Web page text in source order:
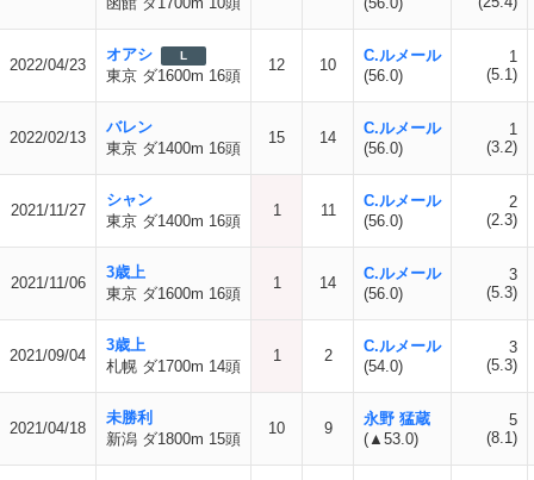
2022/04/23
オアシ L
東京 ダ1600m 16頭
12 10
C.ルメール
(56.0)
1
(5.1)
2022/02/13
バレン
東京 ダ1400m 16頭
15 14
C.ルメール
(56.0)
1
(3.2)
2021/11/27
シャン
東京 ダ1400m 16頭
1 11
C.ルメール
(56.0)
2
(2.3)
2021/11/06
3歳上
東京 ダ1600m 16頭
1 14
C.ルメール
(56.0)
3
(5.3)
2021/09/04
3歳上
札幌 ダ1700m 14頭
1 2
C.ルメール
(54.0)
3
(5.3)
2021/04/18
未勝利
新潟 ダ1800m 15頭
10 9
永野 猛蔵
(▲53.0)
5
(8.1)